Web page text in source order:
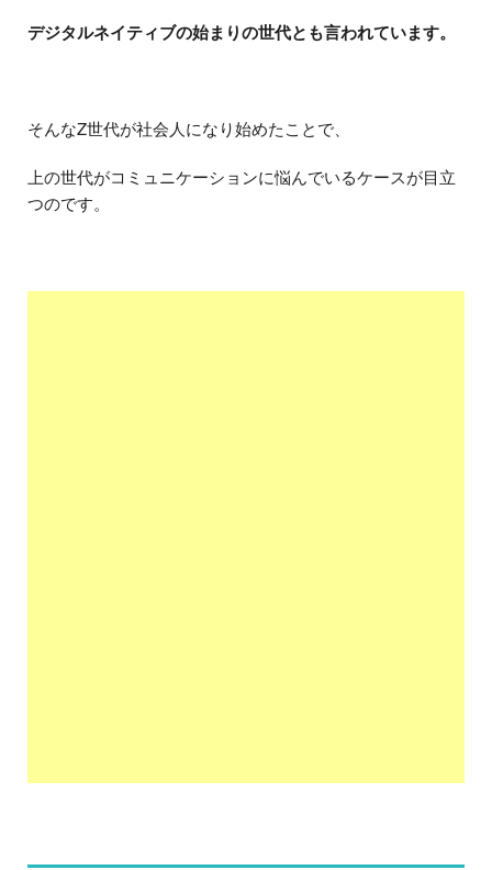
デジタルネイティブの始まりの世代とも言われています。
そんなZ世代が社会人になり始めたことで、
上の世代がコミュニケーションに悩んでいるケースが目立
つのです。